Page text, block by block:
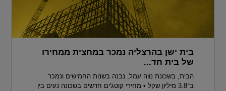
בית ישן בהרצליה נמכר במחצית ממחירו
של בית חד...
הבית, בשכונת נווה עמל, נבנה בשנות החמישים ונמכר
ב־3.8 מיליון שקל • מחירי קוטג'ים חדשים בשכונה נעים בין